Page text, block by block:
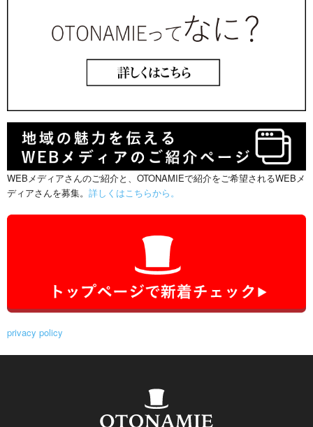
WEBメディアさんのご紹介と、OTONAMIEで紹介をご希望されるWEBメ
ディアさんを募集。 詳しくはこちらから。
privacy policy